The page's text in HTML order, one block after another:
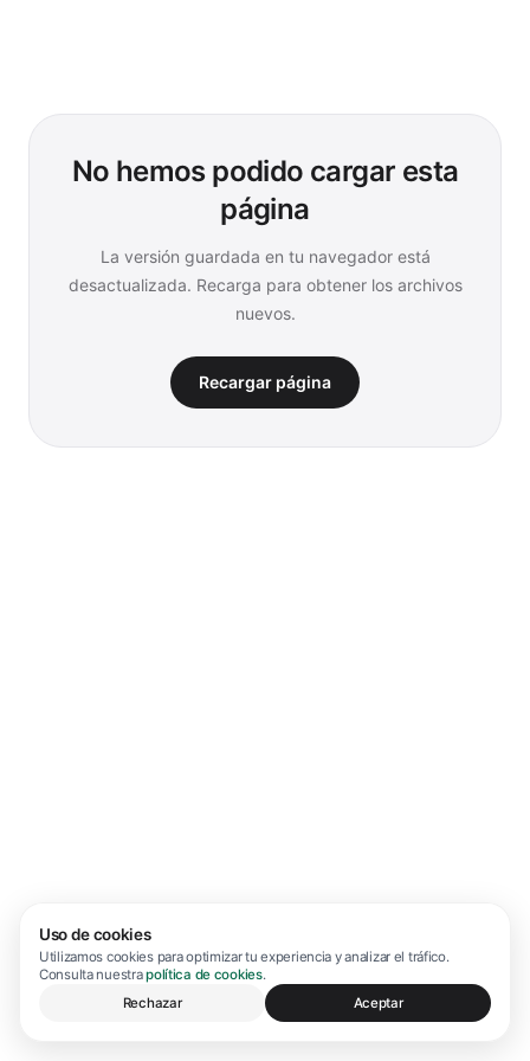
Uso de cookies
Utilizamos cookies para optimizar tu experiencia y analizar el tráfico.
Consulta nuestrapolítica de cookies.
Rechazar
Aceptar
No hemos podido cargar esta
página
La versión guardada en tu navegador está
desactualizada. Recarga para obtener los archivos
nuevos.
Recargar página